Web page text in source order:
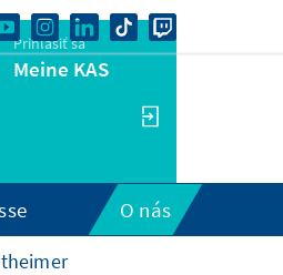
Prihlásiť sa
Meine KAS
O nás